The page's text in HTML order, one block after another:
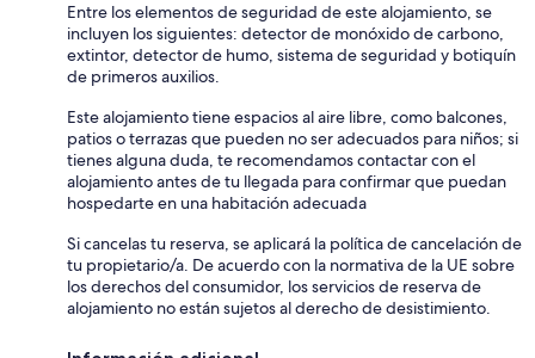
Entre los elementos de seguridad de este alojamiento, se
incluyen los siguientes: detector de monóxido de carbono,
extintor, detector de humo, sistema de seguridad y botiquín
de primeros auxilios.
Este alojamiento tiene espacios al aire libre, como balcones,
patios o terrazas que pueden no ser adecuados para niños; si
tienes alguna duda, te recomendamos contactar con el
alojamiento antes de tu llegada para confirmar que puedan
hospedarte en una habitación adecuada
Si cancelas tu reserva, se aplicará la política de cancelación de
tu propietario/a. De acuerdo con la normativa de la UE sobre
los derechos del consumidor, los servicios de reserva de
alojamiento no están sujetos al derecho de desistimiento.